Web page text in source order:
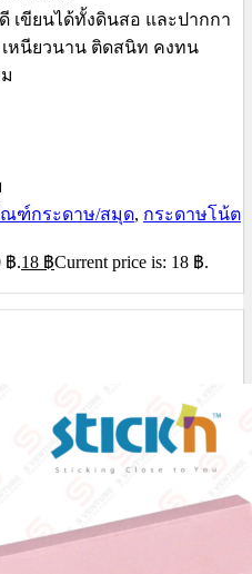
เขียนได้ทั้งดินสอ และปากกา
หนียวนาน ติดสนิท คงทน
ฑ์กระดาษ/สมุด, กระดาษโน้ต
฿.18 ฿Current price is: 18 ฿.